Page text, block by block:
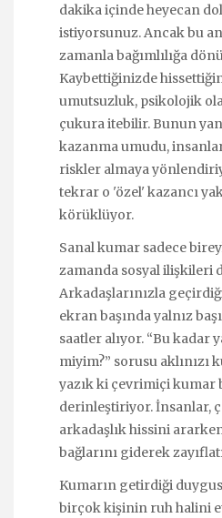
dakika içinde heyecan
istiyorsunuz. Ancak bu
zamanla bağımlılığa
Kaybettiğinizde
umutsuzluk, psikolojik
çukura itebilir. Bunun
kazanma umudu,
riskler almaya
tekrar o 'özel' kazancı
körüklüyor.
Sanal kumar sadece
zamanda sosyal ilişkileri
Arkadaşlarınızla
ekran başında yalnız
saatler alıyor. “Bu kadar
miyim?” sorusu aklınızı
yazık ki çevrimiçi kumar
derinleştiriyor. İnsanlar,
arkadaşlık hissini
bağlarını giderek
Kumarın getirdiği
birçok kişinin ruh halini